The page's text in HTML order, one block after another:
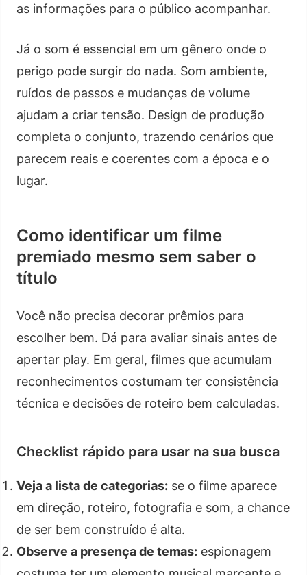
as informações para o público acompanhar.
Já o som é essencial em um gênero onde o
perigo pode surgir do nada. Som ambiente,
ruídos de passos e mudanças de volume
ajudam a criar tensão. Design de produção
completa o conjunto, trazendo cenários que
parecem reais e coerentes com a época e o
lugar.
Como identificar um filme
premiado mesmo sem saber o
título
Você não precisa decorar prêmios para
escolher bem. Dá para avaliar sinais antes de
apertar play. Em geral, filmes que acumulam
reconhecimentos costumam ter consistência
técnica e decisões de roteiro bem calculadas.
Checklist rápido para usar na sua busca
Veja a lista de categorias: se o filme aparece
em direção, roteiro, fotografia e som, a chance
de ser bem construído é alta.
Observe a presença de temas: espionagem